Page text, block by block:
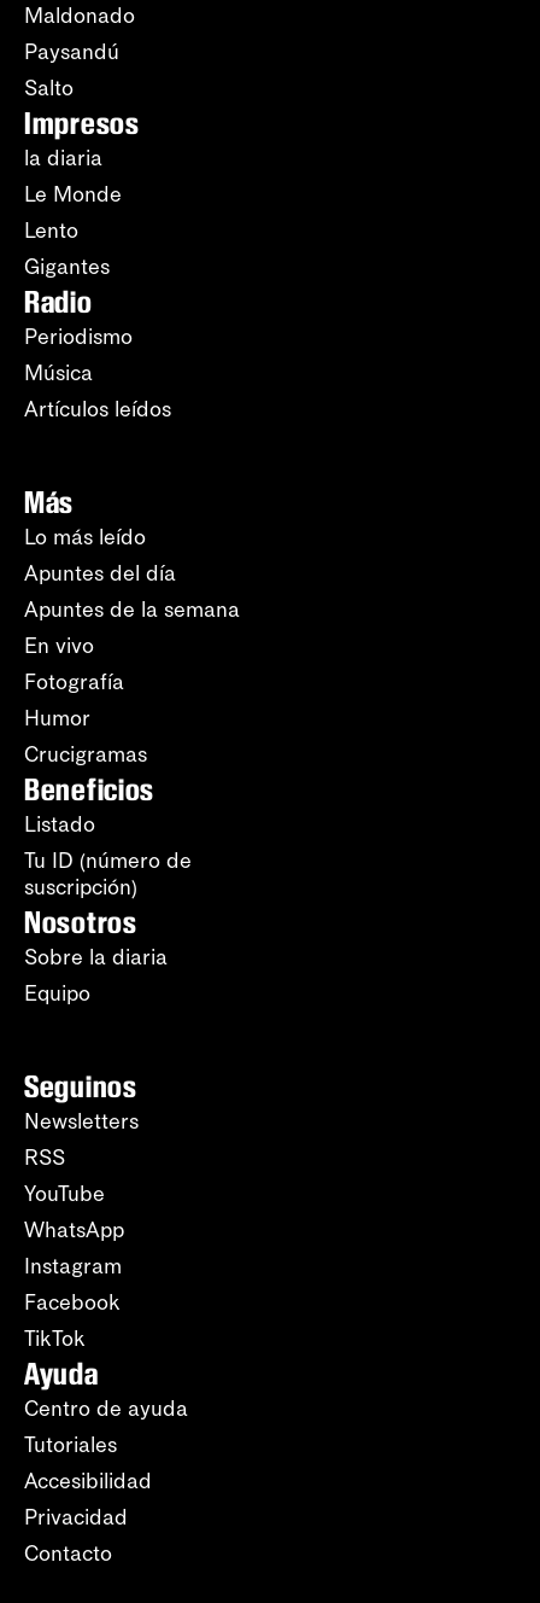
Maldonado
Paysandú
Salto
Impresos
la diaria
Le Monde
Lento
Gigantes
Radio
Periodismo
Música
Artículos leídos
Más
Lo más leído
Apuntes del día
Apuntes de la semana
En vivo
Fotografía
Humor
Crucigramas
Beneficios
Listado
Tu ID (número de
suscripción)
Nosotros
Sobre la diaria
Equipo
Seguinos
Newsletters
RSS
YouTube
WhatsApp
Instagram
Facebook
TikTok
Ayuda
Centro de ayuda
Tutoriales
Accesibilidad
Privacidad
Contacto